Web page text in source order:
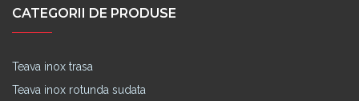
CATEGORII DE PRODUSE
Teava inox trasa
Teava inox rotunda sudata